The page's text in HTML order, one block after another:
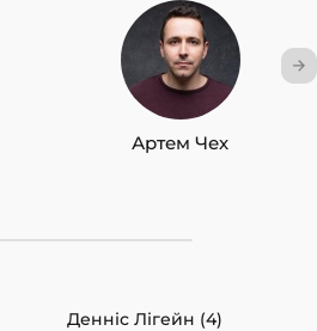
Артем Чех
Денніс Лігейн (4)